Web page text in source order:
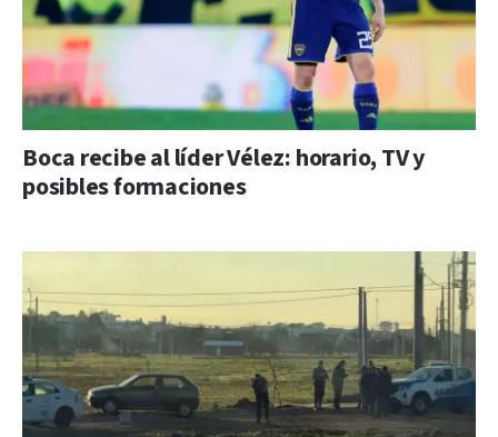
Boca recibe al líder Vélez: horario, TV y
posibles formaciones